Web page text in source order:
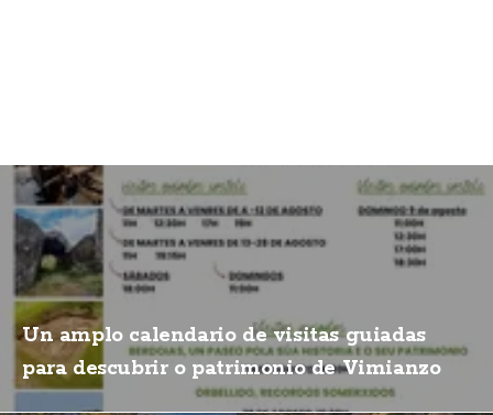
Un amplo calendario de visitas guiadas
para descubrir o patrimonio de Vimianzo